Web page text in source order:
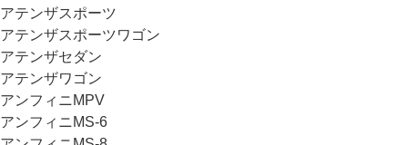
アテンザスポーツ
アテンザスポーツワゴン
アテンザセダン
アテンザワゴン
アンフィニMPV
アンフィニMS-6